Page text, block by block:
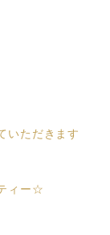
いただきます
ィー☆